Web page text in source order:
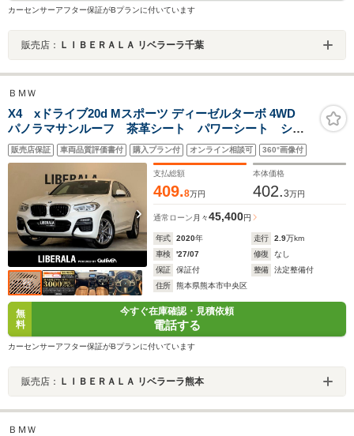
カーセンサーアフター保証がBプランに付いています
販売店： ＬＩＢＥＲＡＬＡ リベラーラ千葉
ＢＭＷ
X4 xドライブ20d Mスポーツ ディーゼルターボ 4WD
パノラマサンルーフ 茶革シート パワーシート シー
トヒーター 純正ナビ フルセグTV 全方位カメラ
ETC 前後ドラレコ ワイヤレス充電 パワーバックド
ア LEDヘッドランプ LEDフォグランプ オートホー
販売店保証 車両品質評価書付 購入プラン付 オンライン相談可 360°画像付
支払総額
409.8万円
本体価格
402.3万円
通常ローン 月々45,400円
年式 2020年 走行 2.9万km
車検
'27/07 修復
なし
保証
保証付 整備
法定整備付
住所
熊本県熊本市中央区
無
料
今すぐ在庫確認・見積依頼
電話する
カーセンサーアフター保証がBプランに付いています
販売店： ＬＩＢＥＲＡＬＡ リベラーラ熊本
ＢＭＷ